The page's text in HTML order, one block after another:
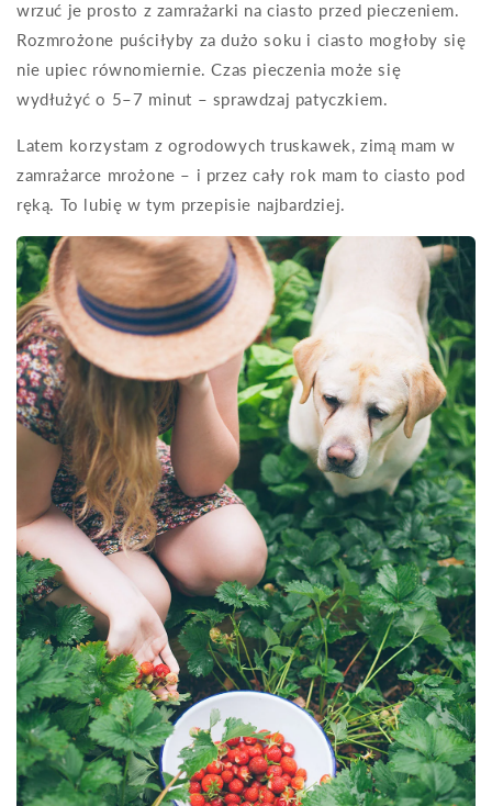
wrzuć je prosto z zamrażarki na ciasto przed pieczeniem.
Rozmrożone puściłyby za dużo soku i ciasto mogłoby się
nie upiec równomiernie. Czas pieczenia może się
wydłużyć o 5–7 minut – sprawdzaj patyczkiem.
Latem korzystam z ogrodowych truskawek, zimą mam w
zamrażarce mrożone – i przez cały rok mam to ciasto pod
ręką. To lubię w tym przepisie najbardziej.